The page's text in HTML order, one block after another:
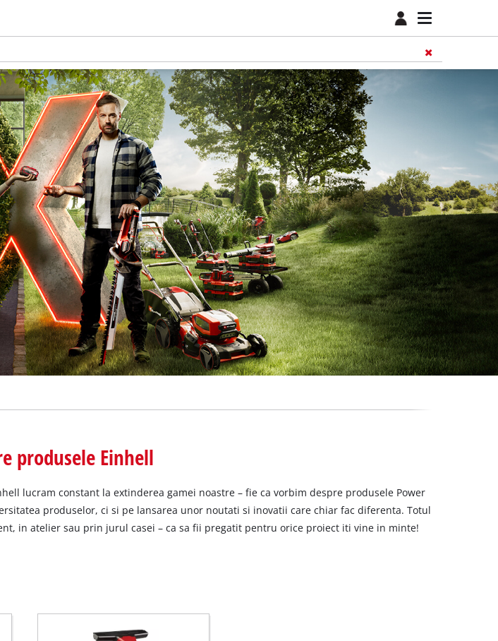
produsele Einhell
lucram constant la extinderea gamei noastre – fie ca vorbim despre produsele Power
produselor, ci si pe lansarea unor noutati si inovatii care chiar fac diferenta. Totul
in atelier sau prin jurul casei – ca sa fii pregatit pentru orice proiect iti vine in minte!